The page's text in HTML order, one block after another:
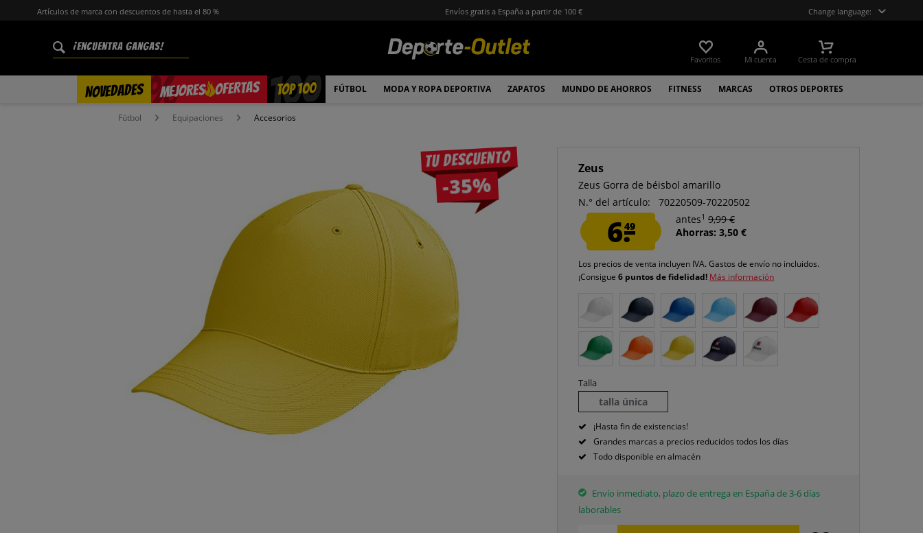
Artículos de marca con descuentos de hasta el 80 % Envíos gratis a España a partir de 100 € Change language:
Favoritos Mi cuenta Cesta de compra
NOVEDADES MEJORES OFERTAS
% TOP 100 FÚTBOL MODA Y ROPA DEPORTIVA ZAPATOS MUNDO DE AHORROS FITNESS MARCAS OTROS DEPORTES
Fútbol Equipaciones Accesorios
Tu descuento
-35%
Zeus
Zeus Gorra de béisbol amarillo
N.° del artículo:
70220509-70220502
6.49
antes1 9,99 €
Ahorras: 3,50 €
Los precios de venta incluyen IVA.Gastos de envío no incluidos.
¡Consigue6 puntos de fidelidad! Más información
Talla
talla única
¡Hasta fin de existencias!
Grandes marcas a precios reducidos todos los días
Todo disponible en almacén
Envío inmediato, plazo de entrega en España de 3-6 días
laborables